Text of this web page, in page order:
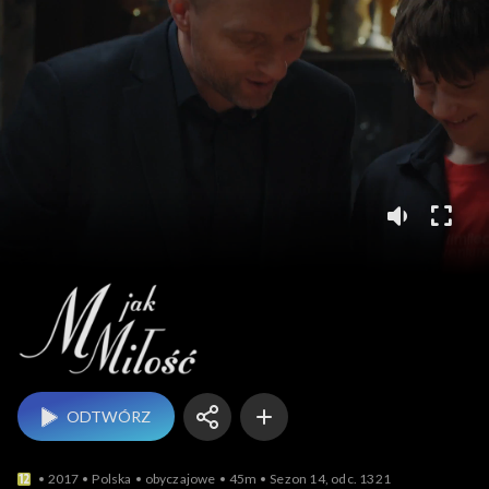
ODTWÓRZ
2017 Polska obyczajowe 45m Sezon 14, odc. 1321